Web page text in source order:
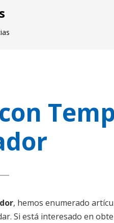
, hemos enumerado
Si está interesado en